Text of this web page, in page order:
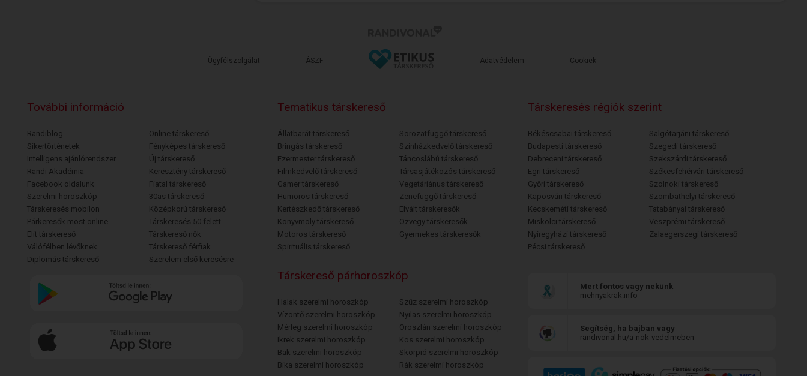
Ügyfélszolgálat ÁSZF Adatvédelem Cookiek
További információ
Randiblog
Sikertörténetek
Intelligens ajánlórendszer
Randi Akadémia
Facebook oldalunk
Szerelmi horoszkóp
Társkeresés mobilon
Párkeresők most online
Elit társkereső
Válófélben lévőknek
Diplomás társkereső
Online társkereső
Fényképes társkereső
Új társkereső
Keresztény társkereső
Fiatal társkereső
30as társkereső
Középkorú társkereső
Társkeresés 50 felett
Társkereső nők
Társkereső férfiak
Szerelem első keresésre
Tematikus társkereső
Állatbarát társkereső
Bringás társkereső
Ezermester társkereső
Filmkedvelő társkereső
Gamer társkereső
Humoros társkereső
Kertészkedő társkereső
Könyvmoly társkereső
Motoros társkereső
Spirituális társkereső
Sorozatfüggő társkereső
Színházkedvelő társkereső
Táncoslábú társkereső
Társasjátékozós társkereső
Vegetáriánus társkereső
Zenefüggő társkereső
Elvált társkeresők
Özvegy társkeresők
Gyermekes társkeresők
Társkeresés régiók szerint
Békéscsabai társkereső
Budapesti társkereső
Debreceni társkereső
Egri társkereső
Győri társkereső
Kaposvári társkereső
Kecskeméti társkereső
Miskolci társkereső
Nyíregyházi társkereső
Pécsi társkereső
Salgótarjáni társkereső
Szegedi társkereső
Szekszárdi társkereső
Székesfehérvári társkereső
Szolnoki társkereső
Szombathelyi társkereső
Tatabányai társkereső
Veszprémi társkereső
Zalaegerszegi társkereső
Társkereső párhoroszkóp
Halak szerelmi horoszkóp
Vízöntő szerelmi horoszkóp
Mérleg szerelmi horoszkóp
Ikrek szerelmi horoszkóp
Bak szerelmi horoszkóp
Bika szerelmi horoszkóp
Szűz szerelmi horoszkóp
Nyilas szerelmi horoszkóp
Oroszlán szerelmi horoszkóp
Kos szerelmi horoszkóp
Skorpió szerelmi horoszkóp
Rák szerelmi horoszkóp
Mert fontos vagy nekünk
mehnyakrak.info
Segítség, ha bajban vagy
randivonal.hu/a-nok-vedelmeben